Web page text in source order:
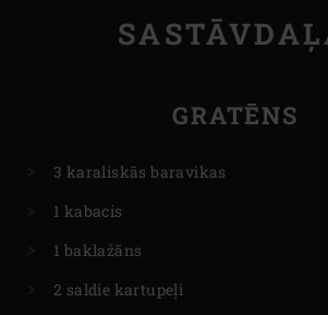
GRATĒNS
3 karaliskās baravikas
1 kabacis
1 baklažāns
2 saldie kartupeļi